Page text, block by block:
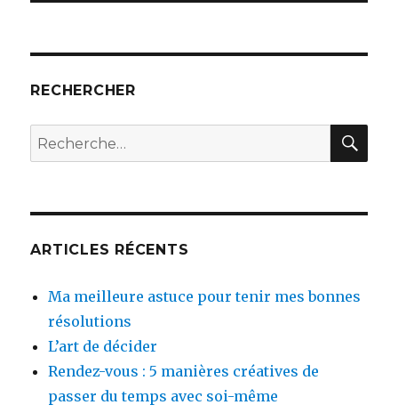
RECHERCHER
Recherche
pour :
ARTICLES RÉCENTS
Ma meilleure astuce pour tenir mes bonnes
résolutions
L’art de décider
Rendez-vous : 5 manières créatives de
passer du temps avec soi-même